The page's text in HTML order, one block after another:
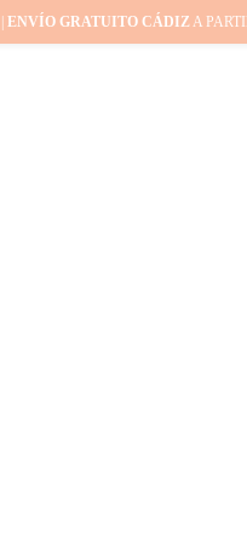
ENVÍO GRATUITO CÁDIZA